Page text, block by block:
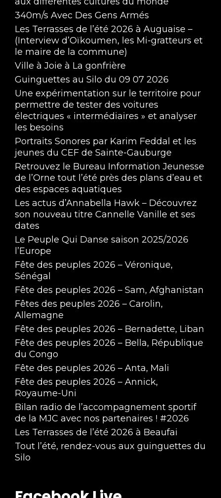
340m/s Avec Des Gens Armés
Les Terrasses de l’été 2026 à Auguaise –
(Interview d’Oïkoumen, les Mi-gratteurs et
le maire de la commune)
Ville à Joie à La gonfrière
Guinguettes au Silo du 09 07 2026
Une expérimentation sur le territoire pour
permettre de tester des voitures
électriques « intermédiaires » et analyser
les besoins
Portraits Sonores par Karim Feddal et les
jeunes du CEF de Sainte-Gauburge
Retrouvez le Bureau Information Jeunesse
de l’Orne tout l’été près des plans d’eau et
des espaces aquatiques
Les actus d’Annabella Hawk – Découvrez
son nouveau titre Cannelle Vanille et ses
dates
Le Peuple Qui Danse saison 2025/2026
l’Europe
Fête des peuples 2026 – Véronique,
Sénégal
Fête des peuples 2026 – Sam, Afghanistan
Fêtes des peuples 2026 – Carolin,
Allemagne
Fête des peuples 2026 – Bernadette, Liban
Fête des peuples 2026 – Bella, République
du Congo
Fête des peuples 2026 – Anta, Mali
Fête des peuples 2026 – Annick,
Royaume-Uni
Bilan radio de l’accompagnement sportif
de la MJC avec nos partenaires ! #2026
Les Terrasses de l’été 2026 à Beaufai
Tout l’été, rendez-vous aux guinguettes du
Silo